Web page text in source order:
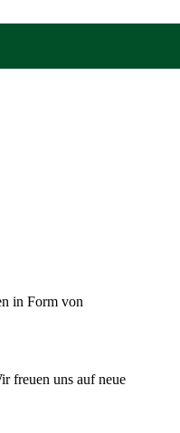
in Form von
freuen uns auf neue